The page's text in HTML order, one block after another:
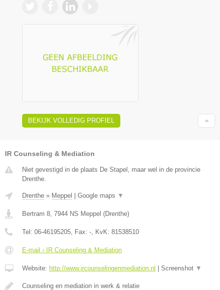
BEKIJK VOLLEDIG PROFIEL
IR Counseling & Mediation
Niet gevestigd in de plaats De Stapel, maar wel in de provincie
Drenthe.
Drenthe » Meppel Google maps ▼
Bertram 8 7944 NS Meppel (Drenthe)
Tel: 06-46195205 , Fax: - , KvK: 81538510
E-mail › IR Counseling & Mediation
Website: http://www.ircounselingenmediation.nl Screenshot ▼
Counseling en mediation in werk & relatie